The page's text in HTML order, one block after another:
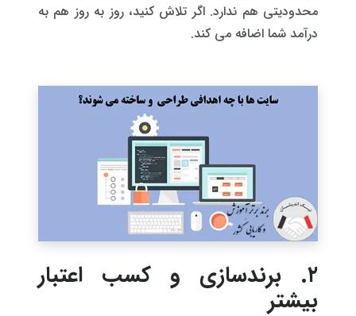
محدودیتی هم ندارد. اگر تلاش کنید، روز به روز هم به
درآمد شما اضافه می کند.
۲. برندسازی و کسب اعتبار
بیشتر